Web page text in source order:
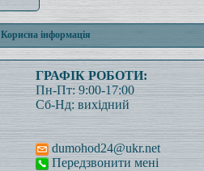
Корисна інформація
ГРАФІК РОБОТИ:
Пн-Пт: 9:00-17:00
Сб-Нд: вихідний
dumohod24@ukr.net
Передзвонити мені